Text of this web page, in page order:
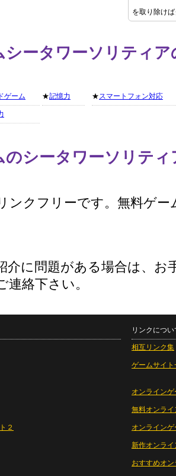
を取り除け
シータワーソリティ
ゲーム ★記憶力 ★スマートフォン対応
のシータワーソリテ
ンクフリーです。無料ゲー
介に問題がある場合は、お
連絡下さい。
２
リンクについ
相互リンク集
ゲームサイト
オンラインゲ
無料オンライ
オンライン
新作オンライ
おすすめオ